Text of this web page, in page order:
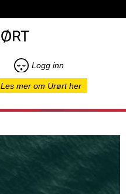
Logg inn
Les mer om Urørt her